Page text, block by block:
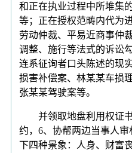
和正在执业过程中所堆集
等；正在授权范畴内代为
劳动仲裁、平易近商事仲
调整、施行等法式的诉讼
连系征询者口头陈述的现
损害补偿案、林某某车损
张某某驾驶案等。
并领取地盘利用权证书
约，6、协帮两边当事人
下四种景象：人身、财富